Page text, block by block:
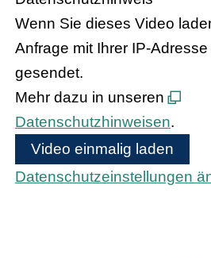
Wenn Sie dieses Video
Anfrage mit Ihrer IP-
gesendet.
Mehr dazu in unseren
Datenschutzhinweisen.
Video einmalig laden
Datenschutzeinstellungen